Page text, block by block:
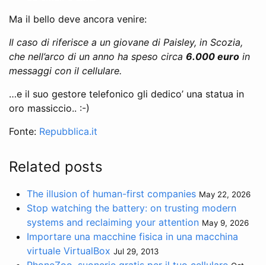
Ma il bello deve ancora venire:
Il caso di riferisce a un giovane di Paisley, in Scozia,
che nell’arco di un anno ha speso circa 6.000 euro in
messaggi con il cellulare.
…e il suo gestore telefonico gli dedico’ una statua in
oro massiccio.. :-)
Fonte: Repubblica.it
Related posts
The illusion of human-first companies May 22, 2026
Stop watching the battery: on trusting modern
systems and reclaiming your attention May 9, 2026
Importare una macchine fisica in una macchina
virtuale VirtualBox Jul 29, 2013